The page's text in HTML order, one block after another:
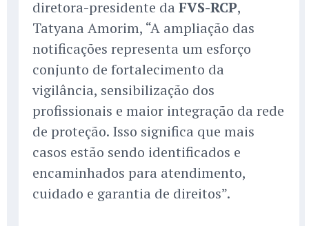
diretora-presidente da FVS-RCP,
Tatyana Amorim, “A ampliação das
notificações representa um esforço
conjunto de fortalecimento da
vigilância, sensibilização dos
profissionais e maior integração da rede
de proteção. Isso significa que mais
casos estão sendo identificados e
encaminhados para atendimento,
cuidado e garantia de direitos”.